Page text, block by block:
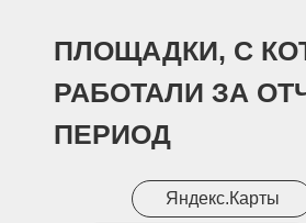
Яндекс.Карты
ПЛОЩАДКИ, С
РАБОТАЛИ ЗА
ПЕРИОД